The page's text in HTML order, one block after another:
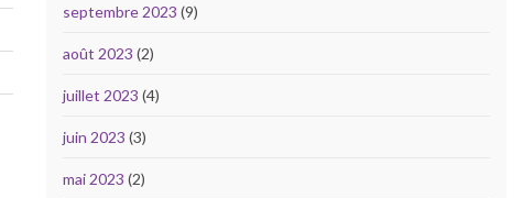
septembre 2023 (9)
août 2023 (2)
juillet 2023 (4)
juin 2023 (3)
mai 2023 (2)